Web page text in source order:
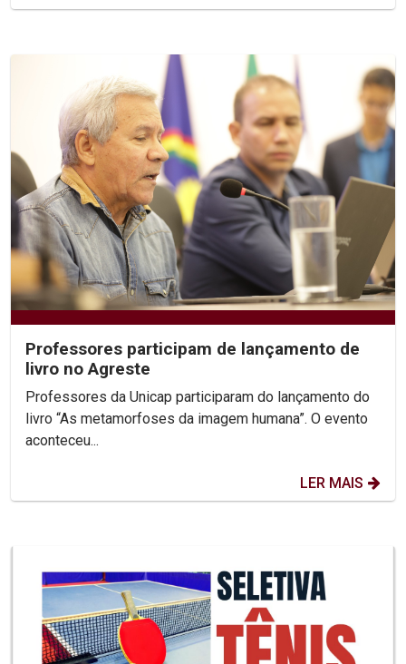
Professores participam de lançamento de
livro no Agreste
Professores da Unicap participaram do lançamento do
livro “As metamorfoses da imagem humana”. O evento
aconteceu...
LER MAIS